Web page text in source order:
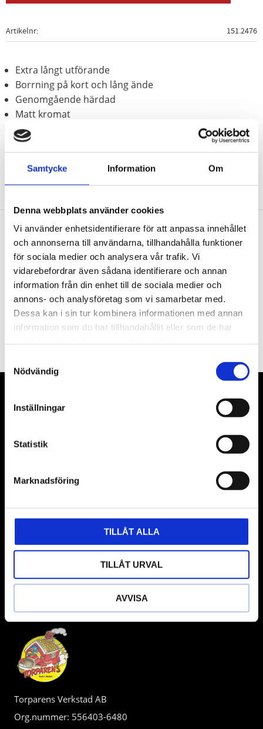
Samtycke Information Om
Denna webbplats använder cookies
Vi använder enhetsidentifierare för att anpassa innehållet
och annonserna till användarna, tillhandahålla funktioner
för sociala medier och analysera vår trafik. Vi
vidarebefordrar även sådana identifierare och annan
information från din enhet till de sociala medier och
annons- och analysföretag som vi samarbetar med.
Dessa kan i sin tur kombinera informationen med annan
information som du har tillhandahållit eller som de har
Nödvändig
Inställningar
Statistik
Marknadsföring
TILLÅT ALLA
TILLÅT URVAL
AVVISA
Artikelnr 151.2476
Extra långt utförande
Borrning på kort och lång ände
Genomgående härdad
Matt kromat
Speciellt-verktygsstål
Nyhetsbrev
PRENUMERERA
& däckmaskiner och Master luftmaskiner. Kontakta oss
kunden.
Torparens Verkstad AB
Org.nummer: 556403-6480